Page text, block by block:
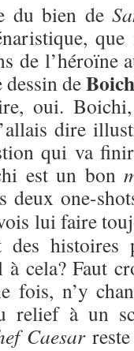
du bien de
de l’héroïne
dessin de
oui. Boichi,
dire
qui va
est un bon
deux one-
lui faire
histoires
à cela? Faut
fois, n’y
relief à un
Caesarreste